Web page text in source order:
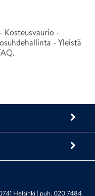
Kosteusvaurio -
- Yleistä
Helsinki | puh. 020 7484